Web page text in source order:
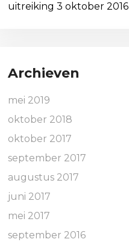
uitreiking 3 oktober 2016
Archieven
mei 2019
oktober 2018
oktober 2017
september 2017
augustus 2017
juni 2017
mei 2017
september 2016